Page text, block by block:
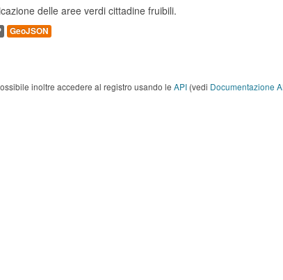
delle aree verdi cittadine fruibili.
GeoJSON
inoltre accedere al registro usando le API (vedi Documentazione